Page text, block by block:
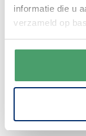
informatie die u
verzameld op